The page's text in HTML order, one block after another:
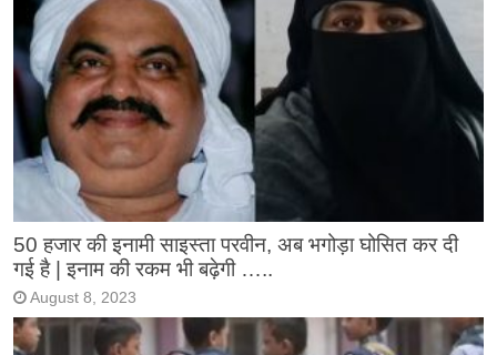
50 हजार की इनामी साइस्ता परवीन, अब भगोड़ा घोसित कर दी
गई है | इनाम की रकम भी बढ़ेगी …..
August 8, 2023